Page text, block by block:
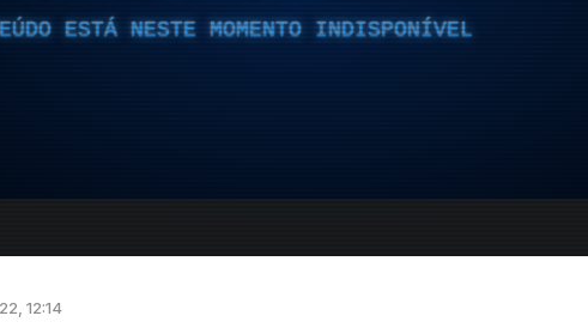
ESTÁ NESTE MOMENTO INDISPONÍVEL
12:14